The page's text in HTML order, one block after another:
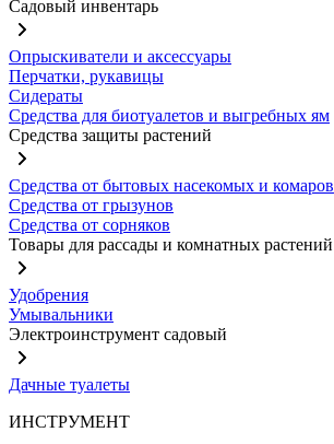
Садовый инвентарь
Опрыскиватели и аксессуары
Перчатки, рукавицы
Сидераты
Средства для биотуалетов и выгребных ям
Средства защиты растений
Средства от бытовых насекомых и комаров
Средства от грызунов
Средства от сорняков
Товары для рассады и комнатных растений
Удобрения
Умывальники
Электроинструмент садовый
Дачные туалеты
ИНСТРУМЕНТ